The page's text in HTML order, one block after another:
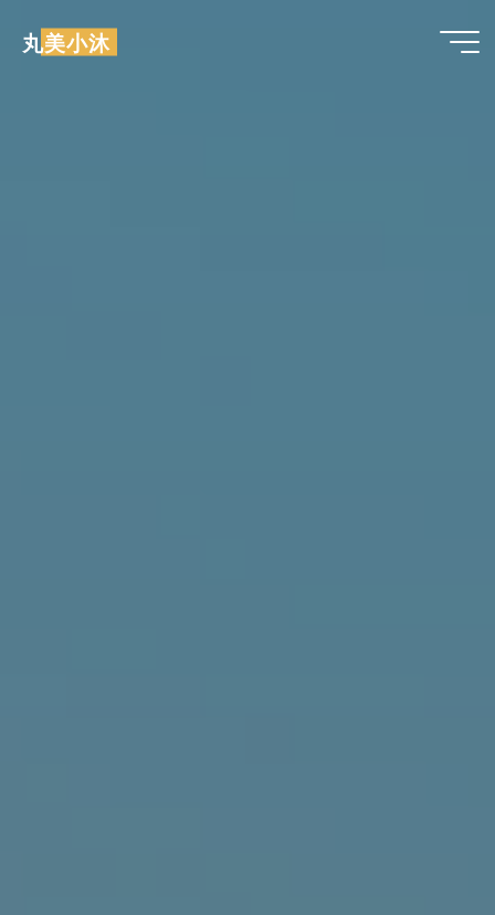
丸美小沐